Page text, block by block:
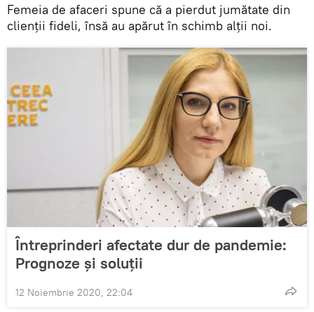
Femeia de afaceri spune că a pierdut jumătate din
clienții fideli, însă au apărut în schimb alții noi.
Întreprinderi afectate dur de pandemie:
Prognoze și soluții
12 Noiembrie 2020, 22:04